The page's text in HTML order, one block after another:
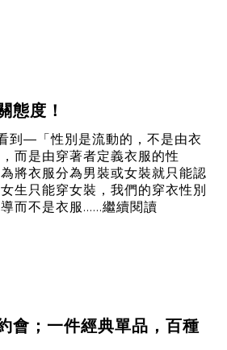
態度！
到—「性別是流動的，不是由衣
而是由穿著者定義衣服的性
將衣服分為男裝或女裝就只能認
生只能穿女裝，我們的穿衣性別
而不是衣服......繼續閱讀
會；一件經典單品，百種